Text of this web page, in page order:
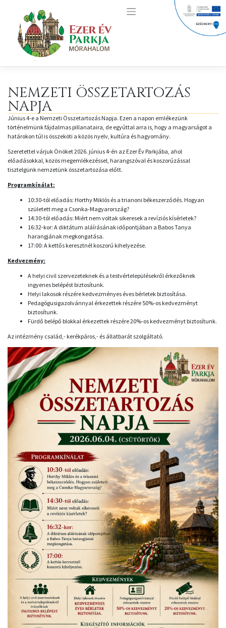
content
NEMZETI ÖSSZETARTOZÁS
NAPJA
Június 4-e a Nemzeti Összetartozás Napja. Ezen a napon emlékezünk
történelmünk fájdalmas pillanataira, de egyúttal arra is, hogy a magyarságot a
határokon túl is összeköti a közös nyelv, kultúra és hagyomány.
Szeretettel várjuk Önöket 2026. június 4-én az Ezer Év Parkjába, ahol
előadásokkal, közös megemlékezéssel, harangszóval és koszorúzással
tisztelgünk nemzetünk összetartozása előtt.
Programkínálat:
10:30-tól előadás: Horthy Miklós és a trianoni békeszerződés. Hogyan
született meg a Csonka-Magyarország?
14:30-tól előadás: Miért nem voltak sikeresek a revíziós kísérletek?
16:32-kor: A diktátum aláírásának időpontjában a Babos Tanya
harangjának megkongatása.
17:00: A kettős keresztnél koszorú kihelyezése.
Kedvezmény:
A helyi civil szervezeteknek és a testvértelepülésekről érkezőknek
ingyenes belépést biztosítunk.
Helyi lakosok részére kedvezményes éves bérletek biztosítása.
Pedagógusigazolvánnyal érkezettek részére 50%-os kedvezményt
biztosítunk.
Fürdő belépő blokkal érkezettek részére 20%-os kedvezményt biztosítunk.
Az intézmény család,- kerékpáros,- és állatbarát szolgáltató.